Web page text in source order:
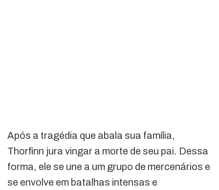
Após a tragédia que abala sua família,
Thorfinn jura vingar a morte de seu pai. Dessa
forma, ele se une a um grupo de mercenários e
se envolve em batalhas intensas e